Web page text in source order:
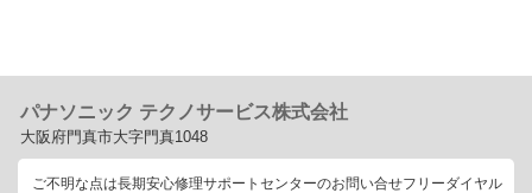
パナソニック テクノサービス株式会社
大阪府門真市大字門真1048
ご不明な点は長期安心修理サポートセンターのお問い合せフリーダイヤル